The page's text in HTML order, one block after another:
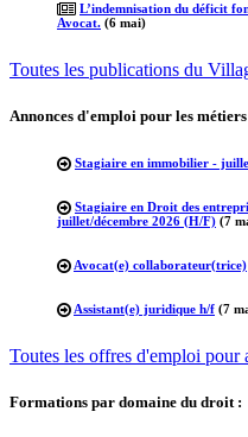
L’indemnisation du déficit
Avocat. (6 mai)
Toutes les publications du
Annonces d'emploi pour les
Stagiaire en immobilier -
Stagiaire en Droit des
juillet/décembre 2026 (H/F) (7
Avocat(e) collaborateur(trice)
Assistant(e) juridique h/f (7
Toutes les offres d'emploi pour
Formations par domaine du droit :